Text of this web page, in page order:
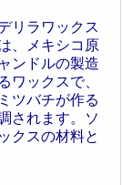
リラワックス
、メキシコ原
ンドルの製造
ックスで、
ツバチが作る
されます。ソ
クスの材料と